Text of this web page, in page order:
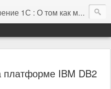
: О том как мы это делаем. И не только про это.
IBM DB2